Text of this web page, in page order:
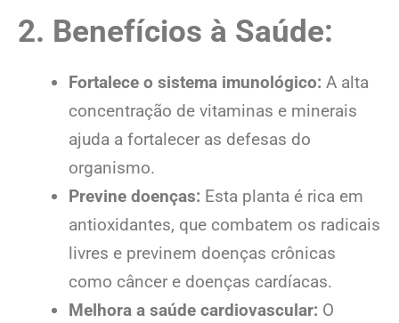
2. Benefícios à Saúde:
Fortalece o sistema imunológico: A alta
concentração de vitaminas e minerais
ajuda a fortalecer as defesas do
organismo.
Previne doenças: Esta planta é rica em
antioxidantes, que combatem os radicais
livres e previnem doenças crônicas
como câncer e doenças cardíacas.
Melhora a saúde cardiovascular: O